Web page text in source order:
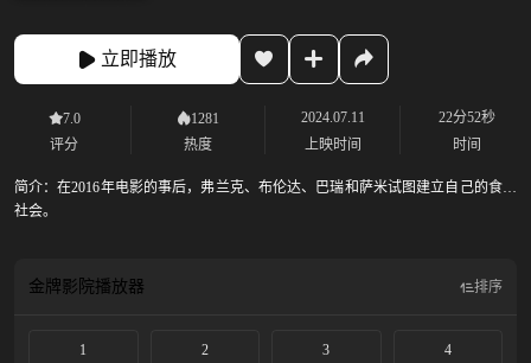
立即播放
7.0
评分
1281
热度
2024.07.11
上映时间
22分52秒
时间
简介：在2016年电影的事后，弗兰克、布伦达、巴瑞和萨米试图建立自己的食物
社会。
金牌影院播放器 排序
1 2 3 4